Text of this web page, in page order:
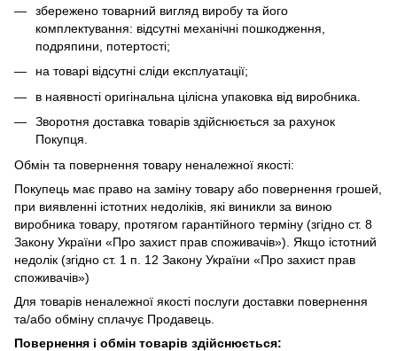
збережено товарний вигляд виробу та його
комплектування: відсутні механічні пошкодження,
подряпини, потертості;
на товарі відсутні сліди експлуатації;
в наявності оригінальна цілісна упаковка від виробника.
Зворотня доставка товарів здійснюється за рахунок
Покупця.
Обмін та повернення товару неналежної якості:
Покупець має право на заміну товару або повернення грошей,
при виявленні істотних недоліків, які виникли за виною
виробника товару, протягом гарантійного терміну (згідно ст. 8
Закону України «Про захист прав споживачів»). Якщо істотний
недолік (згідно ст. 1 п. 12 Закону України «Про захист прав
споживачів»)
Для товарів неналежної якості послуги доставки повернення
та/або обміну сплачує Продавець.
Повернення і обмін товарів здійснюється: